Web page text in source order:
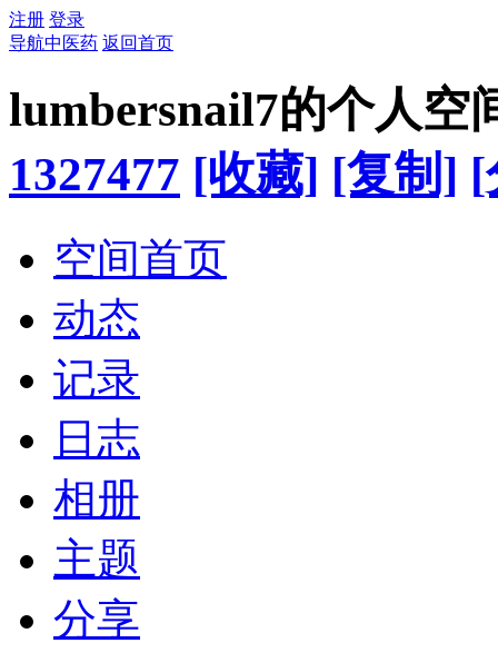
注册 登录
导航中医药 返回首页
lumbersnail7的个人空
1327477 [收藏] [复制] [
空间首页
动态
记录
日志
相册
主题
分享